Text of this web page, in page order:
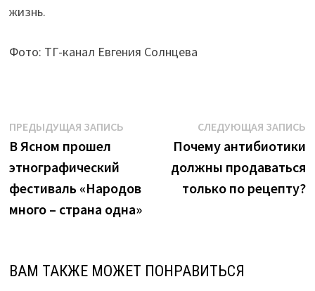
жизнь.
Фото: ТГ-канал Евгения Солнцева
Навигация
по
записям
ПРЕДЫДУЩАЯ ЗАПИСЬПредыдущая
В Ясном прошел
этнографический
фестиваль «Народов
много – страна одна»
СЛЕДУЮЩАЯ ЗАПИСЬ
Почему антибиотики
должны продаваться
только по рецепту?
ВАМ ТАКЖЕ МОЖЕТ ПОНРАВИТЬСЯ